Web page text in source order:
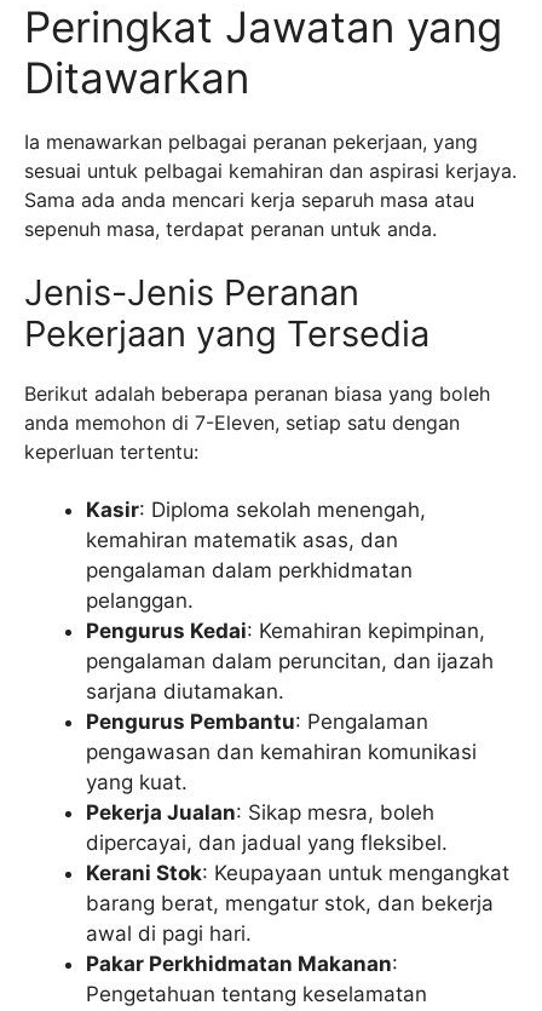
Peringkat Jawatan yang
Ditawarkan
Ia menawarkan pelbagai peranan pekerjaan, yang
sesuai untuk pelbagai kemahiran dan aspirasi kerjaya.
Sama ada anda mencari kerja separuh masa atau
sepenuh masa, terdapat peranan untuk anda.
Jenis-Jenis Peranan
Pekerjaan yang Tersedia
Berikut adalah beberapa peranan biasa yang boleh
anda memohon di 7-Eleven, setiap satu dengan
keperluan tertentu:
Kasir: Diploma sekolah menengah,
kemahiran matematik asas, dan
pengalaman dalam perkhidmatan
pelanggan.
Pengurus Kedai: Kemahiran kepimpinan,
pengalaman dalam peruncitan, dan ijazah
sarjana diutamakan.
Pengurus Pembantu: Pengalaman
pengawasan dan kemahiran komunikasi
yang kuat.
Pekerja Jualan: Sikap mesra, boleh
dipercayai, dan jadual yang fleksibel.
Kerani Stok: Keupayaan untuk mengangkat
barang berat, mengatur stok, dan bekerja
awal di pagi hari.
Pakar Perkhidmatan Makanan:
Pengetahuan tentang keselamatan